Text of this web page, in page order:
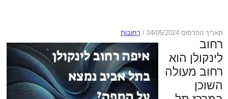
תאריך הפרסום 04/05/2024 / רחובות
רחוב
לינקולן הוא
רחוב מעולה
השוכן